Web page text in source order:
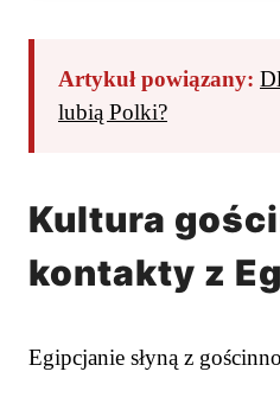
Artykuł powiązany:
lubią Polki?
Kultura
kontakty z
Egipcjanie słyną z